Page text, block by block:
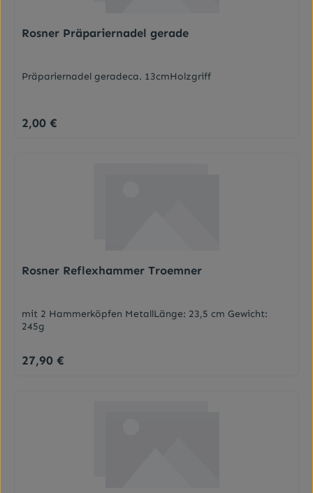
Rosner Präpariernadel gerade
Präpariernadel geradeca. 13cmHolzgriff
Regulärer Preis:
2,00 €
Rosner Reflexhammer Troemner
mit 2 Hammerköpfen MetallLänge: 23,5 cm Gewicht:
245g
Regulärer Preis:
27,90 €